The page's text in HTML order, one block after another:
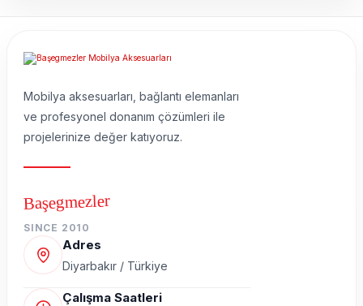
Mobilya aksesuarları, bağlantı elemanları
ve profesyonel donanım çözümleri ile
projelerinize değer katıyoruz.
Başegmezler
SINCE 2010
Adres
Diyarbakır / Türkiye
Çalışma Saatleri